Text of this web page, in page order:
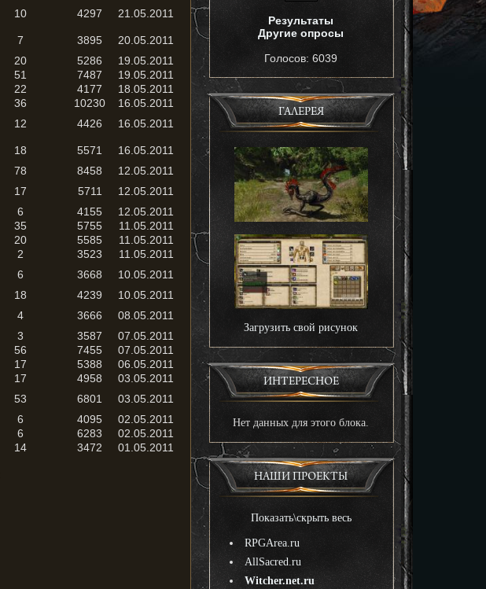
10 4297
21.05.2011
7 3895
20.05.2011
20 5286
19.05.2011
51 7487
19.05.2011
22 4177
18.05.2011
36 10230
16.05.2011
12 4426
16.05.2011
18 5571
16.05.2011
78 8458
12.05.2011
17 5711
12.05.2011
6 4155
12.05.2011
35 5755
11.05.2011
20 5585
11.05.2011
2 3523
11.05.2011
6 3668
10.05.2011
18 4239
10.05.2011
4 3666
08.05.2011
3 3587
07.05.2011
56 7455
07.05.2011
17 5388
06.05.2011
17 4958
03.05.2011
53 6801
03.05.2011
6 4095
02.05.2011
6 6283
02.05.2011
14 3472 01.05.2011
Результаты
Другие опросы
Голосов: 6039
ГАЛЕРЕЯ
Загрузить свой рисунок
ИНТЕРЕСНОЕ
Нет данных для этого блока.
НАШИ ПРОЕКТЫ
Показать\скрыть весь
RPGArea.ru
AllSacred.ru
Witcher.net.ru